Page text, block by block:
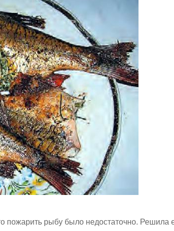
пожарить рыбу было недостаточно. Решила